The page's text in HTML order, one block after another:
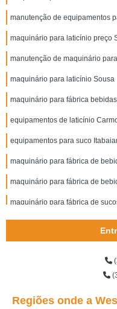
manutenção de equipamentos
maquinário para laticínio preço
manutenção de maquinário
maquinário para laticínio Sousa
maquinário para fábrica
equipamentos de laticínio
equipamentos para suco
maquinário para fábrica de
maquinário para fábrica de
maquinário para fábrica de
equipamentos de sucos
equipamento de laticínios
manutenção de equipamentos
Regiões onde a